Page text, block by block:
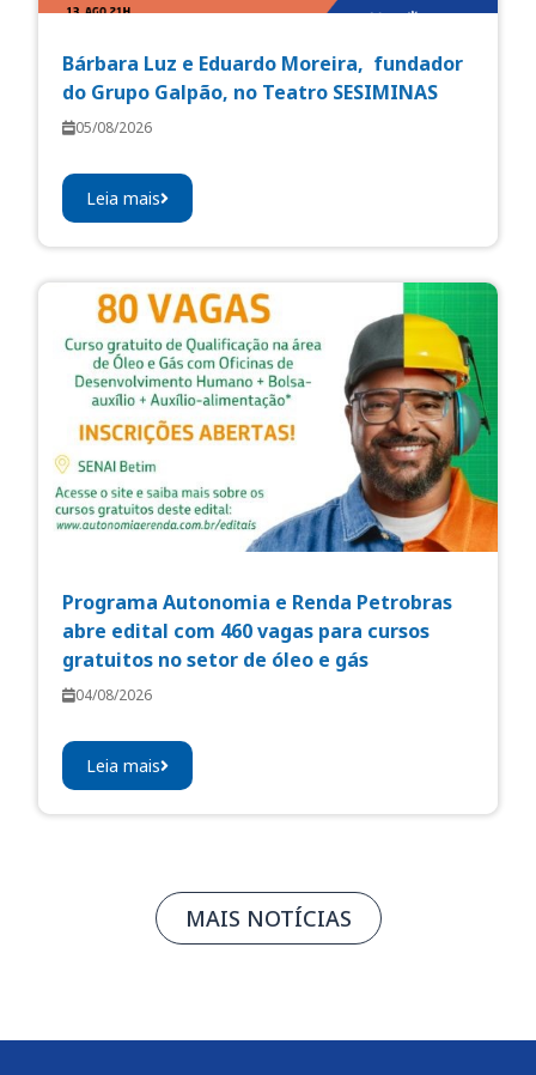
Bárbara Luz e Eduardo Moreira, fundador
do Grupo Galpão, no Teatro SESIMINAS
05/08/2026
Leia mais
Programa Autonomia e Renda Petrobras
abre edital com 460 vagas para cursos
gratuitos no setor de óleo e gás
04/08/2026
Leia mais
MAIS NOTÍCIAS